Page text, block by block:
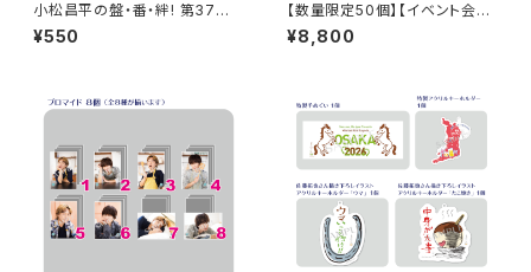
小松昌平の盤・番・絆! 第37回、
第38回 缶バッジ ※ランダム
販売
¥550
【数量限定50個】【イベント会場
特典付き】SECOND LINE Pre
sents みんなに会いに行くよ!
¥8,800